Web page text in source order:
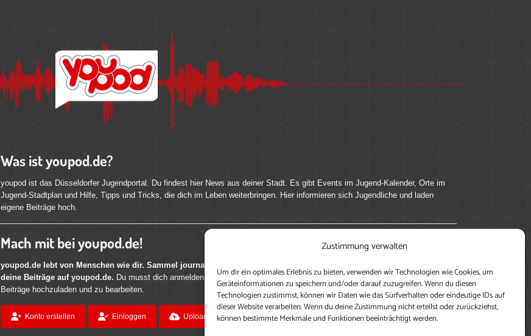
Zustimmung verwalten
Um dir ein optimales Erlebnis zu bieten, verwenden wir Technologien wie Cookies, um
Geräteinformationen zu speichern und/oder darauf zuzugreifen. Wenn du diesen
Technologien zustimmst, können wir Daten wie das Surfverhalten oder eindeutige IDs auf
dieser Website verarbeiten. Wenn du deine Zustimmung nicht erteilst oder zurückziehst,
können bestimmte Merkmale und Funktionen beeinträchtigt werden.
Was ist youpod.de?
youpod ist das Düsseldorfer Jugendportal. Du findest hier News aus deiner Stadt. Es gibt Events im Jugend-Kalender, Orte im
Jugend-Stadtplan und Hilfe, Tipps und Tricks, die dich im Leben weiterbringen. Hier informieren sich Jugendliche und laden
eigene Beiträge hoch.
Mach mit bei youpod.de!
youpod.de lebt von Menschen wie dir. Sammel journalistische Erfahrung, teile deine Perspektive und veröffentliche
deine Beiträge auf youpod.de. Du musst dich anmelden, um alle Funktionen nutzen zu können, ein Profil anzulegen, eigene
Beiträge hochzuladen und zu bearbeiten.
Konto erstellen Einloggen Upload ohne Login